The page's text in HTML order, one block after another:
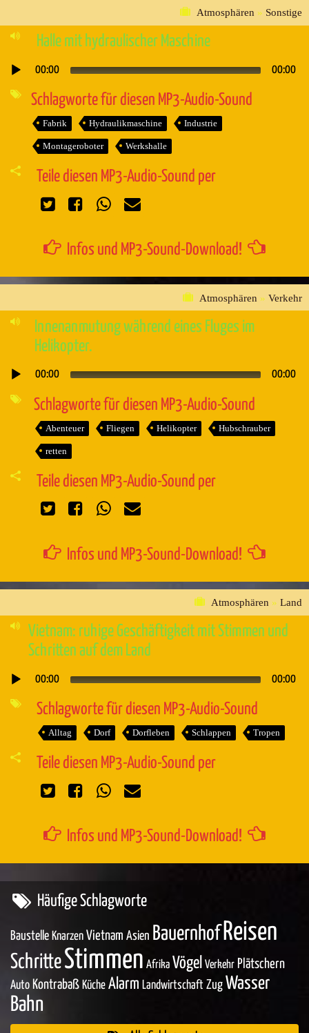
Atmosphären » Sonstige
Halle mit hydraulischer Maschine
Audio-
00:00 00:00
Schlagworte für diesen MP3-Audio-Sound
Fabrik Hydraulikmaschine Industrie
Montageroboter Werkshalle
Teile diesen MP3-Audio-Sound per
Infos und MP3-Sound-Download!
Atmosphären » Verkehr
Innenanmutung während eines Fluges im
Helikopter.
Audio-
00:00 00:00
Schlagworte für diesen MP3-Audio-Sound
Abenteuer Fliegen Helikopter Hubschrauber
retten
Teile diesen MP3-Audio-Sound per
Infos und MP3-Sound-Download!
Atmosphären » Land
Vietnam: ruhige Geschäftigkeit mit Stimmen und
Schritten auf dem Land
Audio-
00:00 00:00
Schlagworte für diesen MP3-Audio-Sound
Alltag Dorf Dorfleben Schlappen Tropen
Teile diesen MP3-Audio-Sound per
Infos und MP3-Sound-Download!
Häufige Schlagworte
Baustelle Knarzen Vietnam Asien Bauernhof Reisen
SchritteStimmen Afrika Vögel Verkehr Plätschern
Auto Kontrabaß Küche Alarm Landwirtschaft Zug Wasser
Bahn